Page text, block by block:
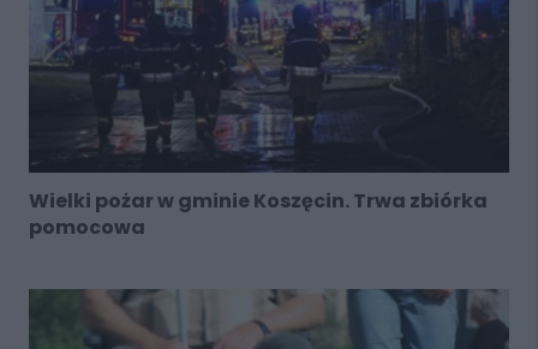
Wielki pożar w gminie Koszęcin. Trwa zbiórka
pomocowa